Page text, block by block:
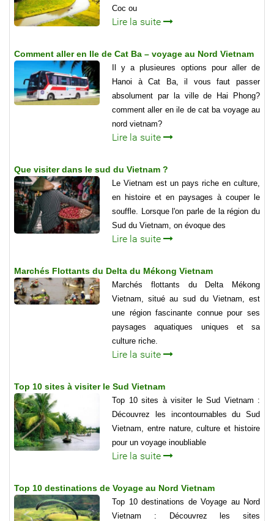
Coc ou
Lire la suite
Comment aller en Ile de Cat Ba – voyage au Nord Vietnam
Il y a plusieures options pour aller de
Hanoi à Cat Ba, il vous faut passer
absolument par la ville de Hai Phong?
comment aller en ile de cat ba voyage au
nord vietnam?
Lire la suite
Que visiter dans le sud du Vietnam ?
Le Vietnam est un pays riche en culture,
en histoire et en paysages à couper le
souffle. Lorsque l'on parle de la région du
Sud du Vietnam, on évoque des
Lire la suite
Marchés Flottants du Delta du Mékong Vietnam
Marchés flottants du Delta Mékong
Vietnam, situé au sud du Vietnam, est
une région fascinante connue pour ses
paysages aquatiques uniques et sa
culture riche.
Lire la suite
Top 10 sites à visiter le Sud Vietnam
Top 10 sites à visiter le Sud Vietnam :
Découvrez les incontournables du Sud
Vietnam, entre nature, culture et histoire
pour un voyage inoubliable
Lire la suite
Top 10 destinations de Voyage au Nord Vietnam
Top 10 destinations de Voyage au Nord
Vietnam : Découvrez les sites